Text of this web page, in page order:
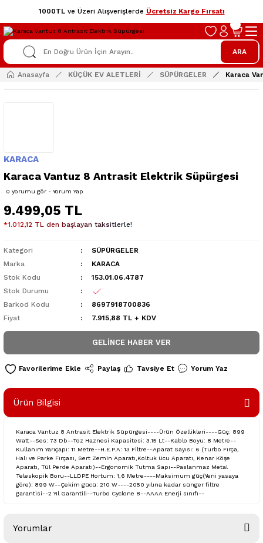
1000TLve Üzeri Alışverişlerde Ücretsiz Kargo Fırsatı
ARA
Anasayfa KÜÇÜK EV ALETLERİ SÜPÜRGELER Karaca
KARACA
Karaca Vantuz 8 Antrasit Elektrik Süpürgesi
0 yorumu gör - Yorum Yap
9.499,05 TL
*1.012,12 TL den başlayan taksitlerle!
Kategori
SÜPÜRGELER
Marka
KARACA
Stok Kodu
153.01.06.4787
Stok Durumu
Barkod Kodu
8697918700836
Fiyat
7.915,88 TL + KDV
GELINCE HABER VER
Paylaş Tavsiye Et Yorum Yaz
Ürün Bilgisi
Karaca Vantuz 8 Antrasit Elektrik Süpürgesi----Ürün Özellikleri----Güç: 899
Watt--Ses: 73 Db--Toz Haznesi Kapasitesi: 3.15 Lt--Kablo Boyu: 8 Metre--
Kullanım Yarıçapı: 11 Metre--H.E.P.A: 13 Filtre--Aparat Sayısı: 6 (Turbo Fırça,
Halı ve Parke Fırçası, Sert Zemin Aparatı,Koltuk Ucu Aparatı, Kenar Köşe
Aparatı, Tül Perde Aparatı)--Ergonomik Tutma Sapı--Paslanmaz Metal
Teleskopik Boru--LLDPE Hortum: 1,6 Metre----Maksimum güç(Yeni yasaya
göre): 899 W--Çekim gücü: 210 W----2050 yılına kadar sünger filtre
garantisi--2 Yıl Garantili--Turbo Cyclone 8--AAAA Enerji sınıfı--
Yorumlar